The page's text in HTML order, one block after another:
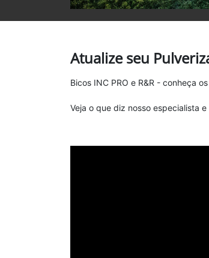
Atualize seu
Bicos INC PRO e R&R - conheça
Veja o que diz nosso especialista